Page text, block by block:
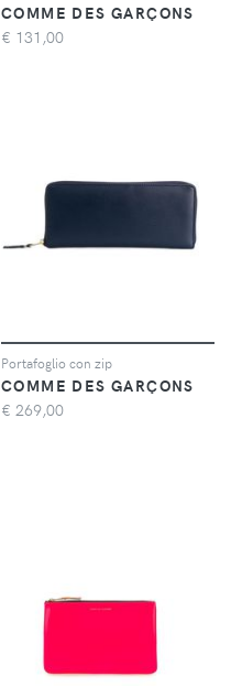
COMME DES GARÇONS
€ 131,00
Portafoglio con zip
COMME DES GARÇONS
€ 269,00